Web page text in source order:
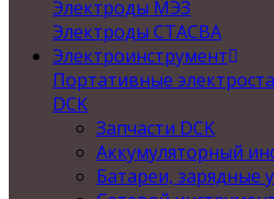
Электроды МЭЗ
Электроды СТАСВА
Электроинструмент
Портативные
DCK
Запчасти DCK
Аккумуляторный
Батареи, зарядные